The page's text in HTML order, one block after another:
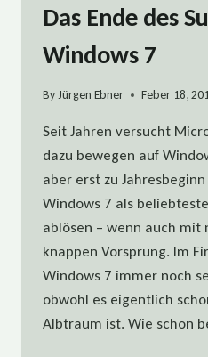
Das Ende des
Windows 7
ByJürgen Ebner Feber 18,
Seit Jahren versucht
dazu bewegen auf
aber erst zu
Windows 7 als
ablösen – wenn auch mit
knappen Vorsprung. Im
Windows 7 immer noch
obwohl es eigentlich
Albtraum ist. Wie schon